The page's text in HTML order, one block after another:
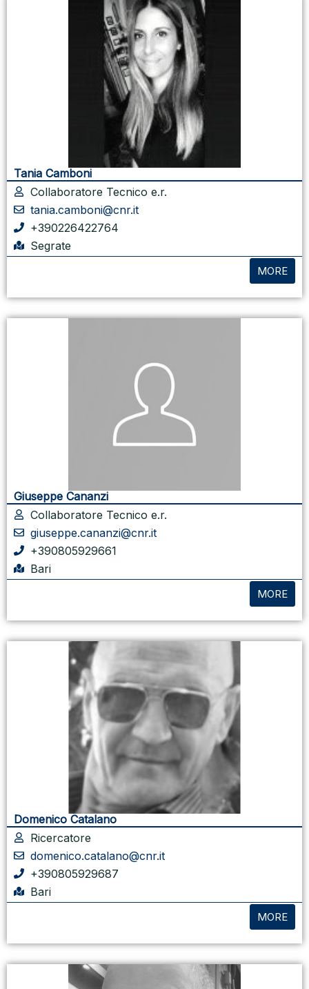
Tania Camboni
Collaboratore Tecnico e.r.
tania.camboni@cnr.it
+390226422764
Segrate
MORE
Giuseppe Cananzi
Collaboratore Tecnico e.r.
giuseppe.cananzi@cnr.it
+390805929661
Bari
MORE
Domenico Catalano
Ricercatore
domenico.catalano@cnr.it
+390805929687
Bari
MORE